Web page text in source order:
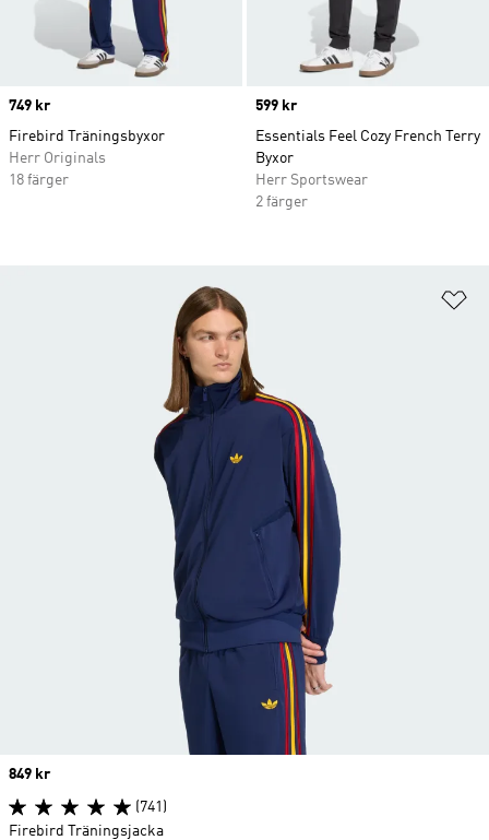
Price
749 kr
Firebird Träningsbyxor
Herr Originals
18 färger
Price
599 kr
Essentials Feel Cozy French Terry
Byxor
Herr Sportswear
2 färger
Price
849 kr
(741)
Firebird Träningsjacka